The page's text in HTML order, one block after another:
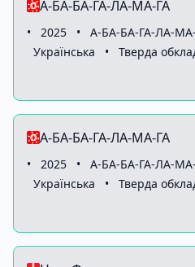
А-БА-БА-ГА-ЛА-МА-ГА
• 2025 • А-БА-БА-ГА-ЛА-
Українська
• Тверда
А-БА-БА-ГА-ЛА-МА-ГА
• 2025 • А-БА-БА-ГА-ЛА-
Українська
• Тверда